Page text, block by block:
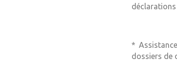
déclarations
*
dossiers de